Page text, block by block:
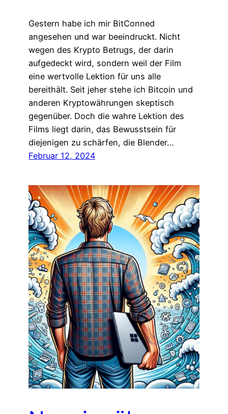
Gestern habe ich mir BitConned
angesehen und war beeindruckt. Nicht
wegen des Krypto Betrugs, der darin
aufgedeckt wird, sondern weil der Film
eine wertvolle Lektion für uns alle
bereithält. Seit jeher stehe ich Bitcoin und
anderen Kryptowährungen skeptisch
gegenüber. Doch die wahre Lektion des
Films liegt darin, das Bewusstsein für
diejenigen zu schärfen, die Blender…
Februar 12, 2024